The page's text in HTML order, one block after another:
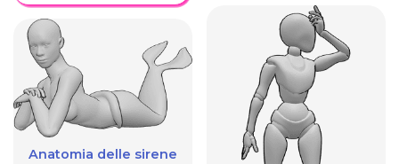
Anatomia delle sirene